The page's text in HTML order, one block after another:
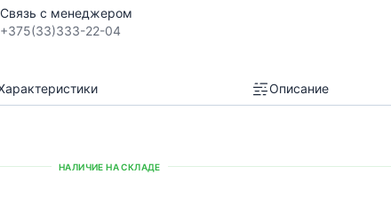
Связь с менеджером
+375(33)333-22-04
Описание
НАЛИЧИЕ НА СКЛАДЕ